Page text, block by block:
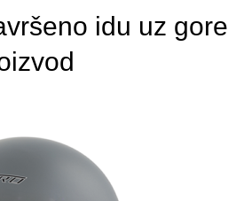
idu uz gore